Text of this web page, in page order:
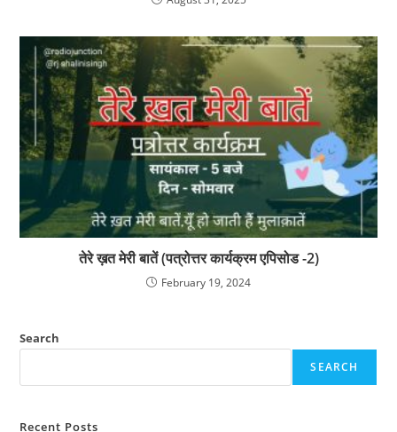
तेरे ख़त मेरी बातें (पत्रोत्तर कार्यक्रम एपिसोड -2)
February 19, 2024
Search
SEARCH
Recent Posts